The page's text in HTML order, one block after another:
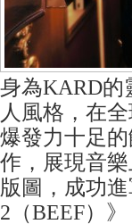
身為KARD的
人風格，在
爆發力十足
作，展現音
版圖，成功
2（BEEF）